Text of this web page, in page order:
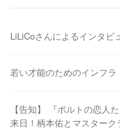
LiLiCoさんによるインタビ
若い才能のためのインフラ
【告知】 『ポルトの恋人
来日！柄本佑とマスターク